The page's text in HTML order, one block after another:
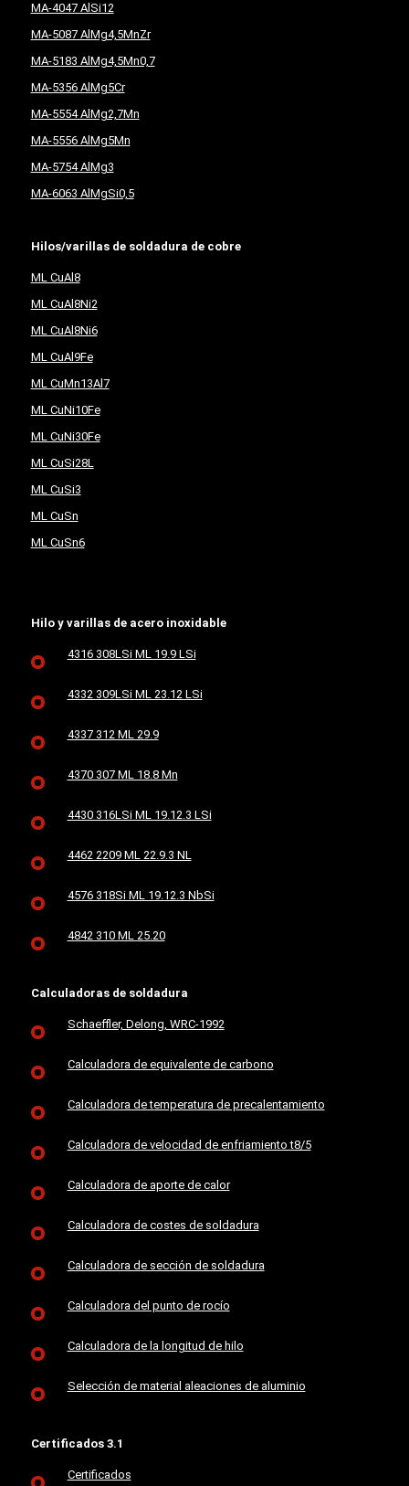
MA-4047 AlSi12
MA-5087 AlMg4,5MnZr
MA-5183 AlMg4,5Mn0,7
MA-5356 AlMg5Cr
MA-5554 AlMg2,7Mn
MA-5556 AlMg5Mn
MA-5754 AlMg3
MA-6063 AlMgSi0,5
Hilos/varillas de soldadura de cobre
ML CuAl8
ML CuAl8Ni2
ML CuAl8Ni6
ML CuAl9Fe
ML CuMn13Al7
ML CuNi10Fe
ML CuNi30Fe
ML CuSi28L
ML CuSi3
ML CuSn
ML CuSn6
Hilo y varillas de acero inoxidable
4316 308LSi ML 19.9 LSi
4332 309LSi ML 23.12 LSi
4337 312 ML 29.9
4370 307 ML 18.8 Mn
4430 316LSi ML 19.12.3 LSi
4462 2209 ML 22.9.3 NL
4576 318Si ML 19.12.3 NbSi
4842 310 ML 25.20
Calculadoras de soldadura
Schaeffler, Delong, WRC-1992
Calculadora de equivalente de carbono
Calculadora de temperatura de precalentamiento
Calculadora de velocidad de enfriamiento t8/5
Calculadora de aporte de calor
Calculadora de costes de soldadura
Calculadora de sección de soldadura
Calculadora del punto de rocío
Calculadora de la longitud de hilo
Selección de material aleaciones de aluminio
Certificados 3.1
Certificados